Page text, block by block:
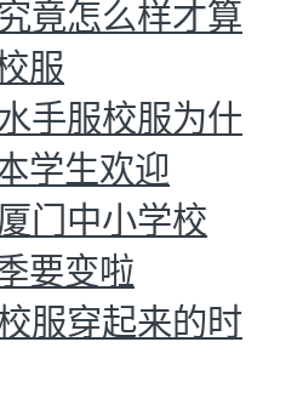
究竟怎么样才算
服
手服校服为什
学生欢迎
厦门中小学校
要变啦
服穿起来的时